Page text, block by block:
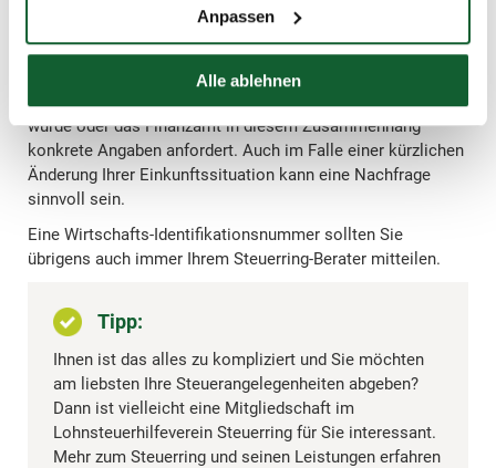
Anpassen
Alle ablehnen
Wann besteht Klärungsbedarf?
Eine genaue Prüfung Ihrer Situation kann sinnvoll sein,
wenn unklar ist, aus welchem Grund die Nummer zugeteilt
wurde oder das Finanzamt in diesem Zusammenhang
konkrete Angaben anfordert. Auch im Falle einer kürzlichen
Änderung Ihrer Einkunftssituation kann eine Nachfrage
sinnvoll sein.
Eine Wirtschafts-Identifikationsnummer sollten Sie
übrigens auch immer Ihrem Steuerring-Berater mitteilen.
Tipp:
Ihnen ist das alles zu kompliziert und Sie möchten
am liebsten Ihre Steuerangelegenheiten abgeben?
Dann ist vielleicht eine Mitgliedschaft im
Lohnsteuerhilfeverein Steuerring für Sie interessant.
Mehr zum Steuerring und seinen Leistungen erfahren